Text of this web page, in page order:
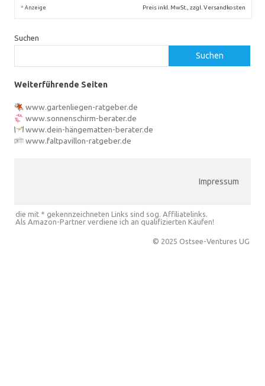
* Anzeige Preis inkl. MwSt., zzgl. Versandkosten
Suchen
Suchen
Weiterführende Seiten
www.gartenliegen-ratgeber.de
www.sonnenschirm-berater.de
www.dein-hängematten-berater.de
www.faltpavillon-ratgeber.de
Impressum
die mit * gekennzeichneten Links sind sog. Affiliatelinks.
Als Amazon-Partner verdiene ich an qualifizierten Käufen!
© 2025 Ostsee-Ventures UG